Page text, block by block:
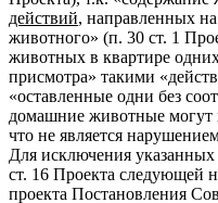
действий, направленных на
животного» (п. 30 ст. 1
животных в квартире
присмотра» такими
«оставленные одни без
домашние животные могут
что не является
Для исключения указанных
ст. 16 Проекта следующей
проекта Постановления